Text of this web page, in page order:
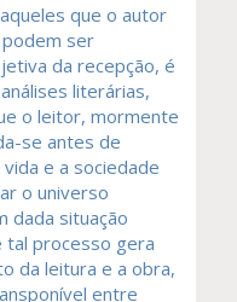
que o autor
ser
da recepção, é
literárias,
o leitor, mormente
se antes de
e a sociedade
o universo
dada situação
tal processo gera
da leitura e a obra,
entre